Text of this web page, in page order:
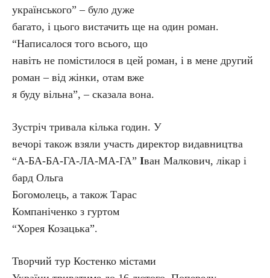
українського” – було дуже
багато, і цього вистачить ще на один роман.
“Написалося того всього, що
навіть не помістилося в цей роман, і в мене другий
роман – від жінки, отам вже
я буду вільна”, – сказала вона.
Зустріч тривала кілька годин. У
вечорі також взяли участь директор видавництва
“А-БА-БА-ГА-ЛА-МА-ГА” Іван Малкович, лікар і
бард Ольга
Богомолець, а також Тарас
Компаніченко з гуртом
“Хорея Козацька”.
Творчий тур Костенко містами